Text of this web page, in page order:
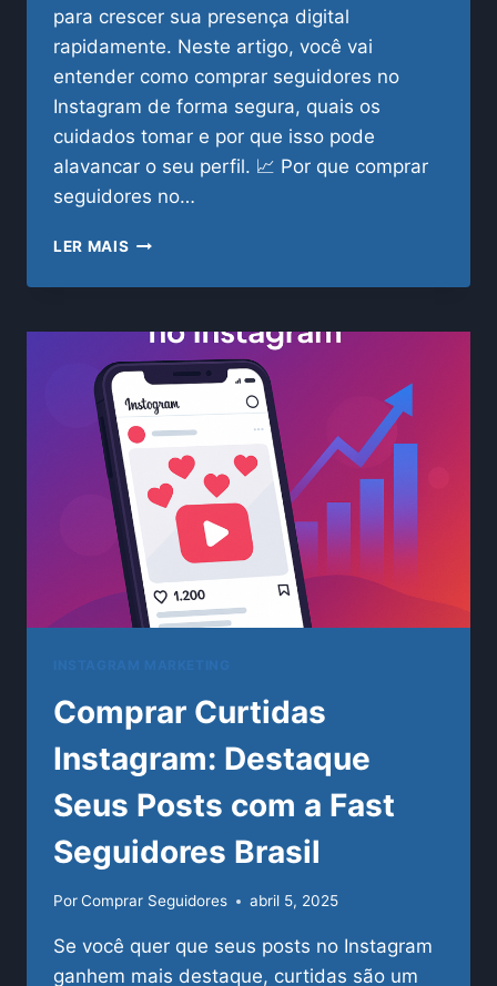
para crescer sua presença digital
rapidamente. Neste artigo, você vai
entender como comprar seguidores no
Instagram de forma segura, quais os
cuidados tomar e por que isso pode
alavancar o seu perfil. 📈 Por que comprar
seguidores no…
LER MAIS COMO
SEGUIDORES
INSTAGRAM
COM
SEGURANÇA
E
RESULTADOS
Comprar Curtidas
Instagram: Destaque
Seus Posts com a Fast
Seguidores Brasil
PorComprar Seguidores abril 5, 2025
Se você quer que seus posts no Instagram
ganhem mais destaque, curtidas são um